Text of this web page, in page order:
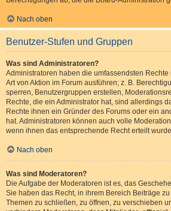
Nach oben
Benutzer-Stufen und Gruppen
Was sind Administratoren?
Administratoren haben die umfassendsten
Art von Aktion im Forum ausführen; z. B.
sperren, Benutzergruppen erstellen,
Rechte, die ein Administrator hat, sind allerdings
Rechte ihnen ein Gründer des Forums oder ein
hat. Administratoren können auch volle
wenn ihnen das entsprechende Recht erteilt
Nach oben
Was sind Moderatoren?
Die Aufgabe der Moderatoren ist es, das
Sie haben das Recht, in ihrem Bereich Beiträge
Themen zu schließen, zu öffnen, zu verschieben